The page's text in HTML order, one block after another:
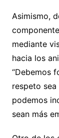
Asimismo,
mediante
hacia los
“Debemos
respeto sea
podemos
sean más